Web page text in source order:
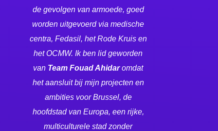
de gevolgen van armoede, goed
worden uitgevoerd via medische
centra, Fedasil, het Rode Kruis en
het OCMW. Ik ben lid geworden
van Team Fouad Ahidaromdat
het aansluit bij mijn projecten en
ambities voor Brussel, de
hoofdstad van Europa, een rijke,
multiculturele stad zonder